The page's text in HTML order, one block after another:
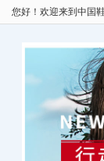
您好！欢迎来到中国